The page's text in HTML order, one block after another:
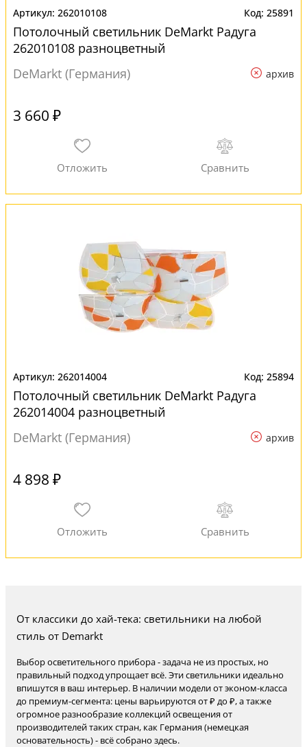
262010108 25891
Потолочный светильник DeMarkt Радуга
262010108 разноцветный
DeMarkt (Германия)
архив
3 660 ₽
262014004 25894
Потолочный светильник DeMarkt Радуга
262014004 разноцветный
DeMarkt (Германия)
архив
4 898 ₽
От классики до хай-тека: светильники на любой
стиль от Demarkt
Выбор осветительного прибора - задача не из простых, но
правильный подход упрощает всё. Эти светильники идеально
впишутся в ваш интерьер. В наличии модели от эконом-класса
до премиум-сегмента: цены варьируются от ₽ до ₽, а также
огромное разнообразие коллекций освещения от
производителей таких стран, как Германия (немецкая
основательность) - всё собрано здесь.